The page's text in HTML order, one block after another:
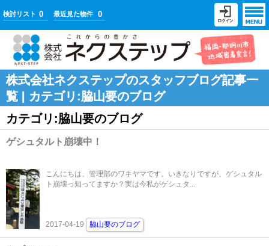
検討リスト 0 最近見た物件 0
株式会社ネクステップのスタッフブログ記事一
覧 | カテゴリ:脇山要のブログ
カテゴリ:脇山要のブログ
ゲシュタルト崩壊中！
こんにちは、管理部のワキヤマです。いきなりですが、ゲシュタル
ト崩壊っ知ってますか？実は今私がゲシュタ...
2017-04-19 脇山要のブログ